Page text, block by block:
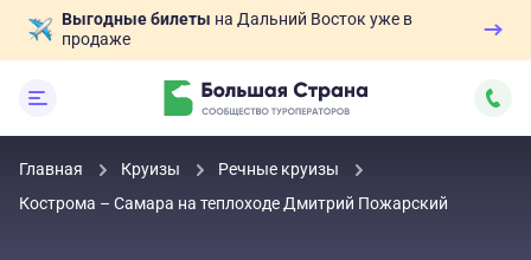
Выгодные билеты на Дальний Восток уже в
продаже
Главная Круизы
Речные круизы
Кострома – Самара на теплоходе Дмитрий Пожарский